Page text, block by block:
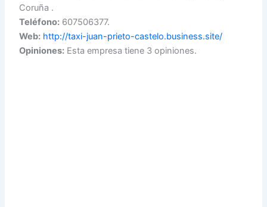
Coruña .
Teléfono: 607506377.
Web: http://taxi-juan-prieto-castelo.business.site/
Opiniones: Esta empresa tiene 3 opiniones.